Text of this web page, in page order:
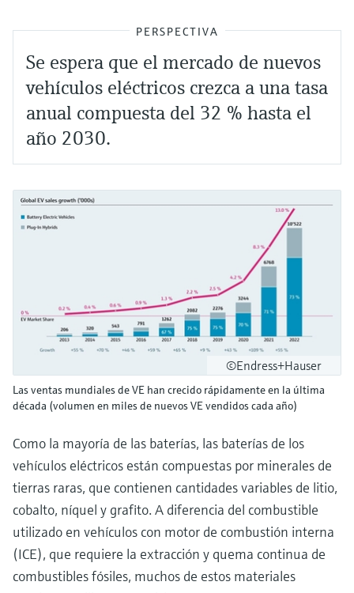
PERSPECTIVA
Se espera que el mercado de nuevos
vehículos eléctricos crezca a una tasa
anual compuesta del 32 % hasta el
año 2030.
©Endress+Hauser
Las ventas mundiales de VE han crecido rápidamente en la última
década (volumen en miles de nuevos VE vendidos cada año)
Como la mayoría de las baterías, las baterías de los
vehículos eléctricos están compuestas por minerales de
tierras raras, que contienen cantidades variables de litio,
cobalto, níquel y grafito. A diferencia del combustible
utilizado en vehículos con motor de combustión interna
(ICE), que requiere la extracción y quema continua de
combustibles fósiles, muchos de estos materiales